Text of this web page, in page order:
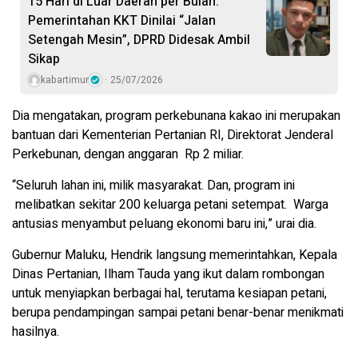
Pemerintahan KKT Dinilai “Jalan
Setengah Mesin”, DPRD Didesak Ambil
Sikap
kabartimur 25/07/2026
Dia mengatakan, program perkebunana kakao ini merupakan
bantuan dari Kementerian Pertanian RI, Direktorat Jenderal
Perkebunan, dengan anggaran Rp 2 miliar.
“Seluruh lahan ini, milik masyarakat. Dan, program ini
melibatkan sekitar 200 keluarga petani setempat. Warga
antusias menyambut peluang ekonomi baru ini,” urai dia.
Gubernur Maluku, Hendrik langsung memerintahkan, Kepala
Dinas Pertanian, Ilham Tauda yang ikut dalam rombongan
untuk menyiapkan berbagai hal, terutama kesiapan petani,
berupa pendampingan sampai petani benar-benar menikmati
hasilnya.